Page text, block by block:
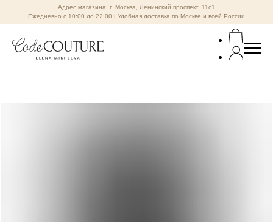
Адрес магазина: г. Москва, Ленинский проспект, 11с1
Ежедневно с 10:00 до 22:00 | Удобная доставка по Москве и всей России